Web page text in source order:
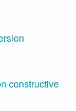
constructive